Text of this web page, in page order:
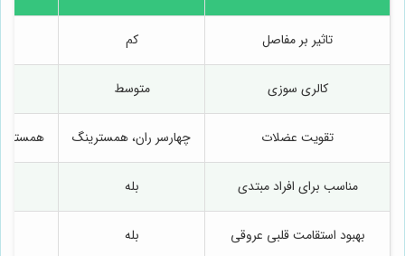
تاثیر بر مفاصل کم
کالری سوزی متوسط
تقویت عضلات چهارسر ران، همسترینگ
مناسب برای افراد مبتدی بله
بهبود استقامت قلبی عروقی بله